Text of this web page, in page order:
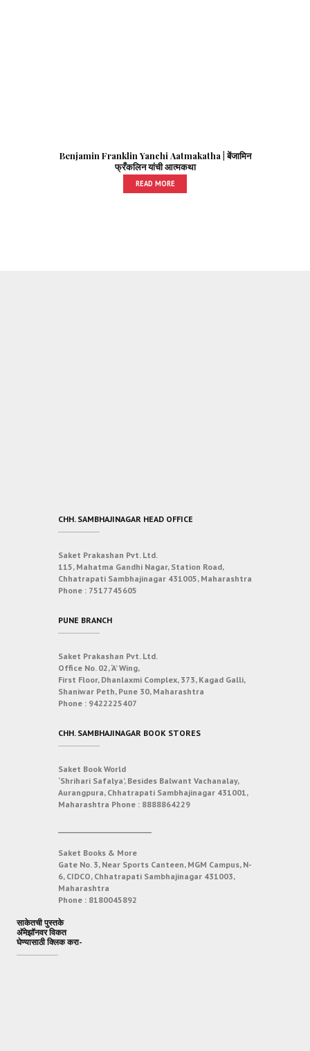
Benjamin Franklin Yanchi Aatmakatha | बेंजामिन
फ्रँकलिन यांची आत्मकथा
READ MORE
CHH. SAMBHAJINAGAR HEAD OFFICE
Saket Prakashan Pvt. Ltd.
115, Mahatma Gandhi Nagar, Station Road,
Chhatrapati Sambhajinagar 431005, Maharashtra
Phone : 7517745605
PUNE BRANCH
Saket Prakashan Pvt. Ltd.
Office No. 02, ‘A’ Wing,
First Floor, Dhanlaxmi Complex, 373, Kagad Galli,
Shaniwar Peth, Pune 30, Maharashtra
Phone : 9422225407
CHH. SAMBHAJINAGAR BOOK STORES
Saket Book World
‘Shrihari Safalya’, Besides Balwant Vachanalay,
Aurangpura, Chhatrapati Sambhajinagar 431001,
Maharashtra Phone : 8888864229
Saket Books & More
Gate No. 3, Near Sports Canteen, MGM Campus, N-
6, CIDCO, Chhatrapati Sambhajinagar 431003,
Maharashtra
Phone : 8180045892
साकेतची पुस्तके
अ‍ॅमेझॉनवर विकत
घेण्यासाठी क्लिक करा-